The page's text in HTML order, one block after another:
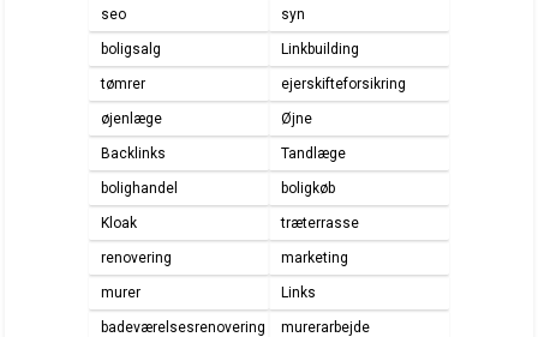
seo syn
boligsalg Linkbuilding
tømrer ejerskifteforsikring
øjenlæge Øjne
Backlinks Tandlæge
bolighandel boligkøb
Kloak træterrasse
renovering marketing
murer Links
badeværelsesrenovering murerarbejde